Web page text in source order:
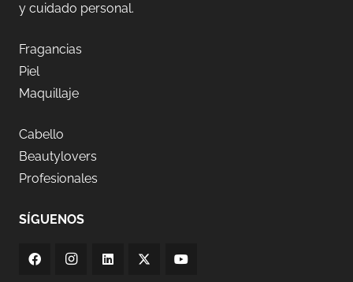
y cuidado personal.
Fragancias
Piel
Maquillaje
Cabello
Beautylovers
Profesionales
SÍGUENOS